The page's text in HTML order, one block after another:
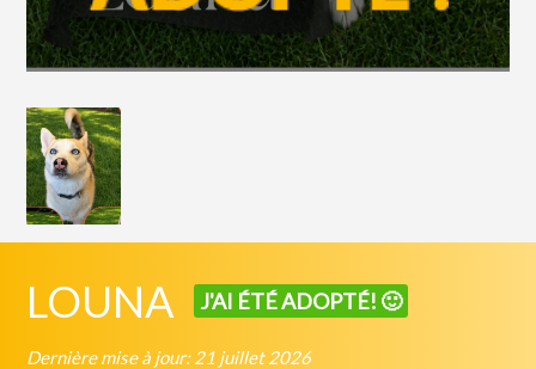
LOUNA J'AI ÉTÉ ADOPTÉ! 🙂
Dernière mise à jour: 21 juillet 2026